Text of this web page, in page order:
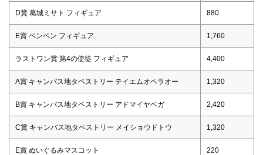
D賞 葛城ミサト フィギュア 880
E賞 ペンペン フィギュア 1,760
ラストワン賞 第4の使徒 フィギュア 4,400
A賞 キャンバス地タペストリー テイエムオペラオー 1,320
B賞 キャンバス地タペストリー アドマイヤベガ 2,420
C賞 キャンバス地タペストリー メイショウドトウ 1,320
E賞 ぬいぐるみマスコット 220